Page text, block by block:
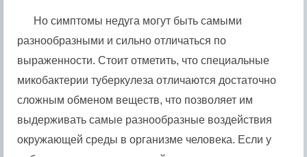
Но симптомы недуга могут быть самыми
разнообразными и сильно отличаться по
выраженности. Стоит отметить, что специальные
микобактерии туберкулеза отличаются достаточно
сложным обменом веществ, что позволяет им
выдерживать самые разнообразные воздействия
окружающей среды в организме человека. Если у